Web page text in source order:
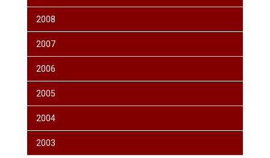
2008
2007
2006
2005
2004
2003